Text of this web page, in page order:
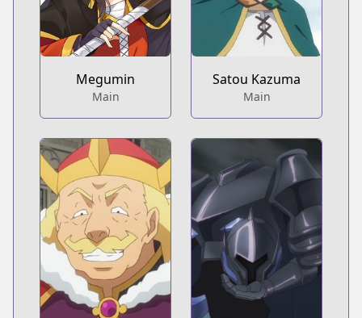
Megumin
Main
Satou Kazuma
Main